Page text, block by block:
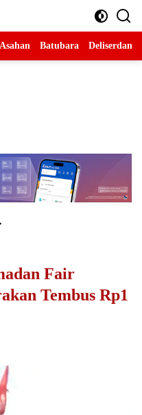
Asahan Batubara Deliserdang
Fair
Tembus Rp1